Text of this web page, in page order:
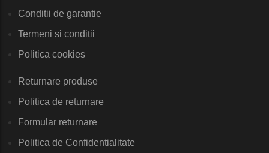
Conditii de garantie
Termeni si conditii
Politica cookies
Returnare produse
Politica de returnare
Formular returnare
Politica de Confidentialitate